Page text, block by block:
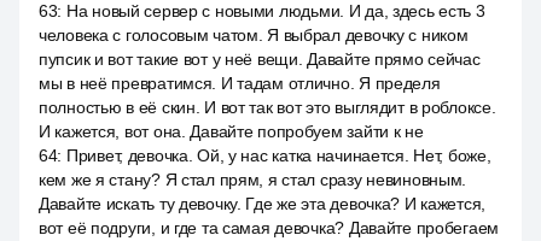
63: На новый сервер с новыми людьми. И да, здесь есть 3
человека с голосовым чатом. Я выбрал девочку с ником
пупсик и вот такие вот у неё вещи. Давайте прямо сейчас
мы в неё превратимся. И тадам отлично. Я пределя
полностью в её скин. И вот так вот это выглядит в роблоксе.
И кажется, вот она. Давайте попробуем зайти к не
64: Привет, девочка. Ой, у нас катка начинается. Нет, боже,
кем же я стану? Я стал прям, я стал сразу невиновным.
Давайте искать ту девочку. Где же эта девочка? И кажется,
вот её подруги, и где та самая девочка? Давайте пробегаем